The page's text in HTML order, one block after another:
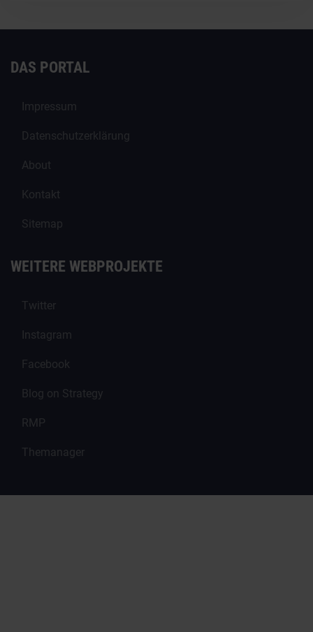
DAS PORTAL
Impressum
Datenschutzerklärung
About
Kontakt
Sitemap
WEITERE WEBPROJEKTE
Twitter
Instagram
Facebook
Blog on Strategy
RMP
Themanager